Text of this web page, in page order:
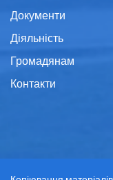
Документи
Діяльність
Громадянам
Контакти